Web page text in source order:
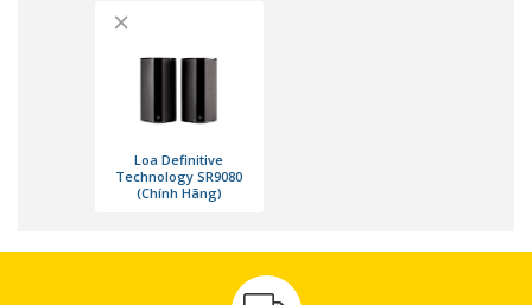
×
Loa Definitive
Technology SR9080
(Chính Hãng)